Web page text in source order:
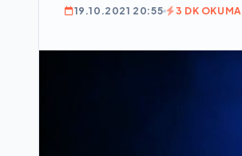
19.10.2021 20:55 3 DK OKUMA